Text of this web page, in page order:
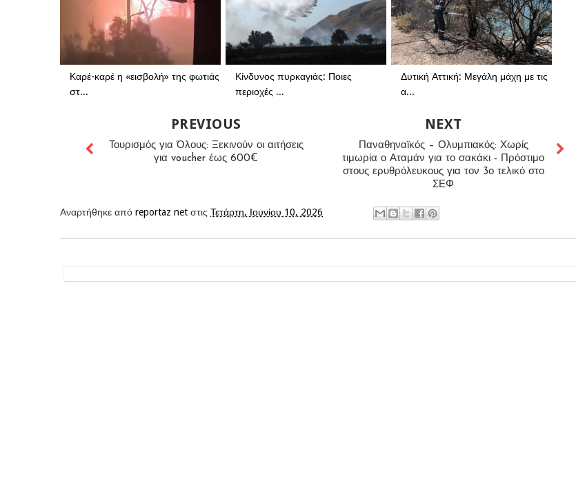
Καρέ-καρέ η «εισβολή» της φωτιάς
στ...
Κίνδυνος πυρκαγιάς: Ποιες
περιοχές ...
Δυτική Αττική: Μεγάλη μάχη με τις
α...
NEXT
Παναθηναϊκός – Ολυμπιακός: Χωρίς
τιμωρία ο Αταμάν για το σακάκι - Πρόστιμο
στους ερυθρόλευκους για τον 3ο τελικό στο
ΣΕΦ
PREVIOUS
Τουρισμός για Όλους: Ξεκινούν οι αιτήσεις
για voucher έως 600€
Αναρτήθηκε από reportaz net στις Τετάρτη, Ιουνίου 10, 2026